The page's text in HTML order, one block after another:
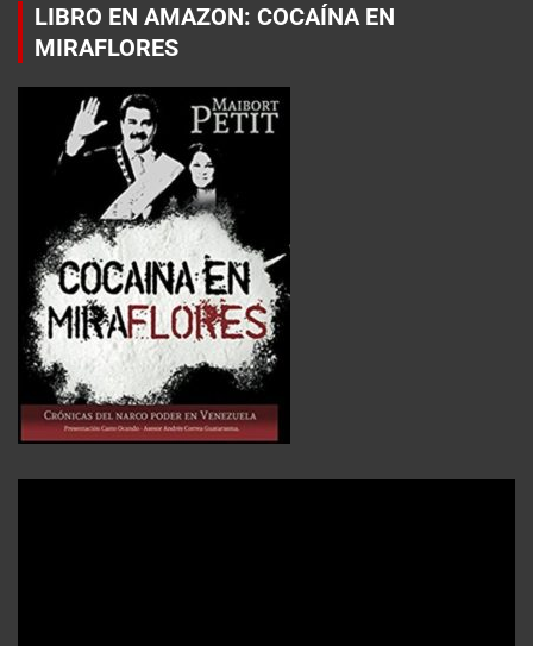
LIBRO EN AMAZON: COCAÍNA EN
MIRAFLORES